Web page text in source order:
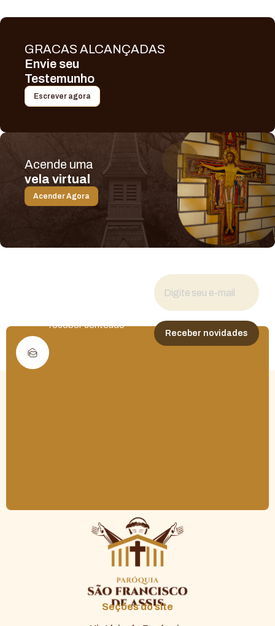
GRACAS ALCANÇADAS
Envie seu
Testemunho
Escrever agora
Acende uma
vela virtual
Acender Agora
receber conteúdo
Seções do site